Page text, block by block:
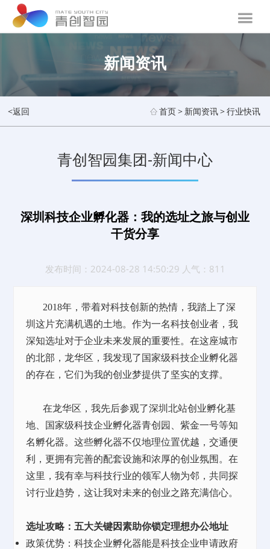
新闻资讯
<返回 首页> 新闻资讯>行业快讯
青创智园集团-新闻中心
深圳科技企业孵化器：我的选址之旅与创业
干货分享
发布时间：2024-08-28 14:50:29 人气：811
2018年，带着对科技创新的热情，我踏上了深
圳这片充满机遇的土地。作为一名科技创业者，我
深知选址对于企业未来发展的重要性。在这座城市
的北部，龙华区，我发现了国家级科技企业孵化器
的存在，它们为我的创业梦提供了坚实的支撑。
在龙华区，我先后参观了深圳北站创业孵化基
地、 国家级科技企业孵化器青创园 、紫金一号等知
名孵化器。这些孵化器不仅地理位置优越，交通便
利，更拥有完善的配套设施和浓厚的创业氛围。在
这里，我有幸与科技行业的领军人物为邻，共同探
讨行业趋势，这让我对未来的创业之路充满信心。
选址攻略：五大关键因素助你锁定理想办公地址
政策优势：科技企业孵化器能是科技企业申请政府